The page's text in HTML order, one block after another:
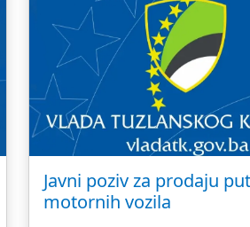
Javni poziv za prodaju
motornih vozila